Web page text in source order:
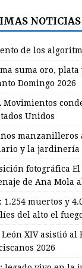
NOTICIAS
de los
suma oro, plata
Domingo 2026
Movimientos
Unidos
manzanilleros
y la jardinería
fotográfica
de Ana Mola
1.254 muertos y
del alto el
León XIV asistió al
2026